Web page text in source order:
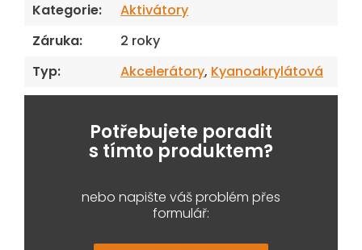
Kategorie:
Aktivátory
Záruka:
2 roky
Typ: Akcelerátory, Kyanoakrylátová
Potřebujete poradit
s tímto produktem?
nebo napište váš problém přes
formulář: